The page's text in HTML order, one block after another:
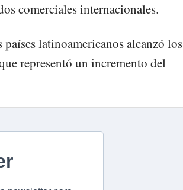
comerciales internacionales.
latinoamericanos alcanzó los
representó un incremento del